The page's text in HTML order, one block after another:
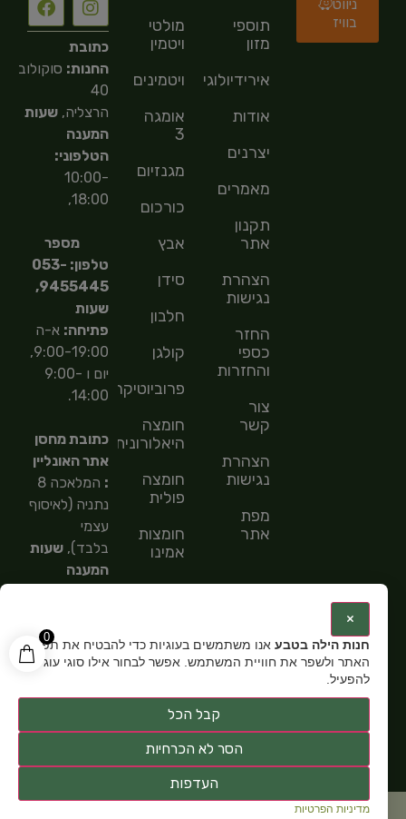
0
ניווט
בוויז
תוספי
מזון
אירידיולוגיה
אודות
יצרנים
מאמרים
תקנון
אתר
הצהרת
נגישות
החזר
כספי
והחזרות
צור
קשר
הצהרת
נגישות
מפת
אתר
מולטי
ויטמין
ויטמינים
אומגה
3
מגנזיום
כורכום
אבץ
סידן
חלבון
קולגן
פרוביוטיקה
חומצה
היאלורונית
חומצה
פולית
חומצות
אמינו
חומצות
כתובת
החנות: סוקולוב
40
הרצליה,שעות
המענה
הטלפוני:
10:00-
18:00,
מספר
טלפון: 053-
9455445,
שעות
פתיחה: א-ה
9:00-19:00,
יום ו 9:00-
14:00.
כתובת מחסן
אתר האונליין
:
המלאכה 8
נתניה (לאיסוף
עצמי
בלבד),שעות
המענה
מספר
טלפון: 054-
פתיחה:א-ה
×
חנות הילה בטבע אנו משתמשים בעוגיות כדי להבטיח את תפקוד
האתר ולשפר את חוויית המשתמש. אפשר לבחור אילו סוגי עוגיות
להפעיל.
קבל הכל
הסר לא הכרחיות
העדפות
מדיניות הפרטיות